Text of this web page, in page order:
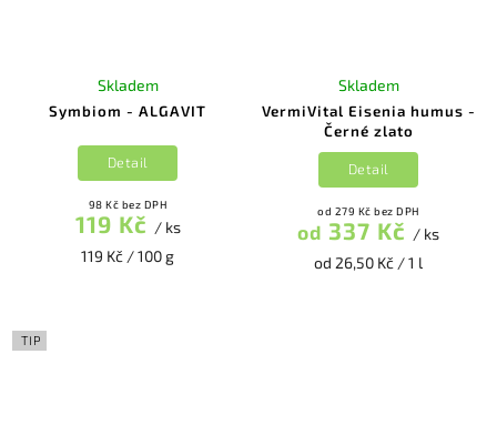
Symbiom - ALGAVIT
Skladem
98 Kč bez DPH
119 Kč / ks
119 Kč / 100 g
Detail
VermiVital Eisenia humus -
Černé zlato
Skladem
od 279 Kč bez DPH
od 337 Kč / ks
od 26,50 Kč / 1 l
Detail
TIP